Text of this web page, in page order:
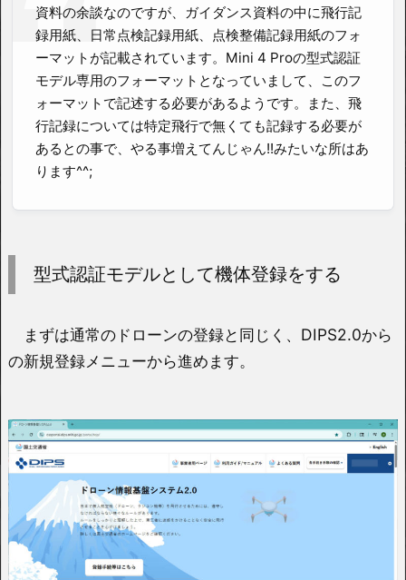
資料の余談なのですが、ガイダンス資料の中に飛行記
録用紙、日常点検記録用紙、点検整備記録用紙のフォ
ーマットが記載されています。Mini 4 Proの型式認証
モデル専用のフォーマットとなっていまして、このフ
ォーマットで記述する必要があるようです。また、飛
行記録については特定飛行で無くても記録する必要が
あるとの事で、やる事増えてんじゃん!!みたいな所はあ
ります^^;
型式認証モデルとして機体登録をする
まずは通常のドローンの登録と同じく、DIPS2.0から
の新規登録メニューから進めます。